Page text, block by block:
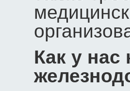
Как у нас